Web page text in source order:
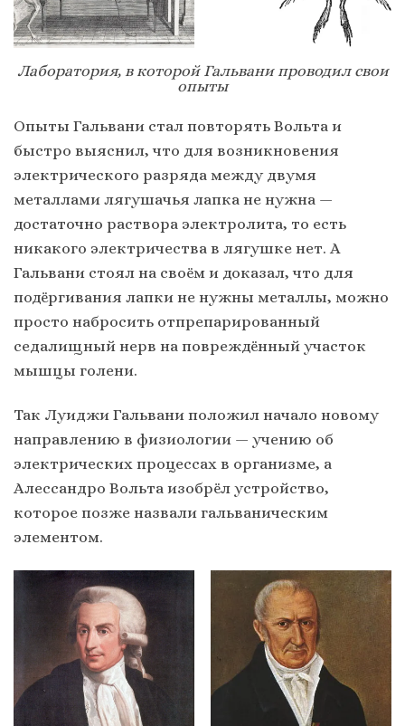
Лаборатория, в которой Гальвани проводил свои
опыты
Опыты Гальвани стал повторять Вольта и
быстро выяснил, что для возникновения
электрического разряда между двумя
металлами лягушачья лапка не нужна —
достаточно раствора электролита, то есть
никакого электричества в лягушке нет. А
Гальвани стоял на своём и доказал, что для
подёргивания лапки не нужны металлы, можно
просто набросить отпрепарированный
седалищный нерв на повреждённый участок
мышцы голени.
Так Луиджи Гальвани положил начало новому
направлению в физиологии — учению об
электрических процессах в организме, а
Алессандро Вольта изобрёл устройство,
которое позже назвали гальваническим
элементом.